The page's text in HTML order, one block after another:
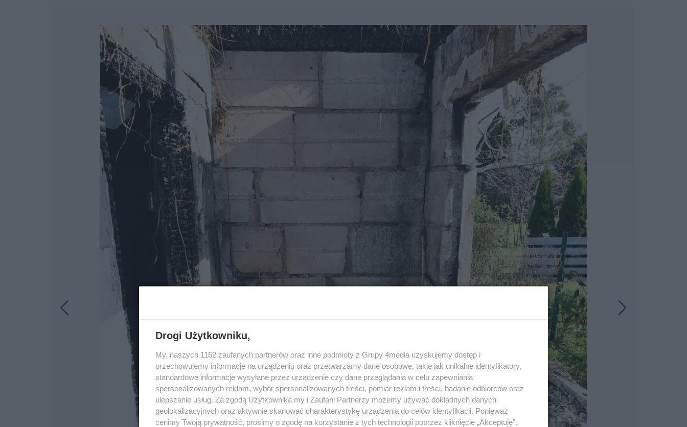
Drogi Użytkowniku,
My, naszych 1162 zaufanych partnerów oraz inne podmioty z Grupy 4media uzyskujemy dostęp i
przechowujemy informacje na urządzeniu oraz przetwarzamy dane osobowe, takie jak unikalne identyfikatory,
standardowe informacje wysyłane przez urządzenie czy dane przeglądania w celu zapewniania
spersonalizowanych reklam, wybór spersonalizowanych treści, pomiar reklam i treści, badanie odbiorców oraz
ulepszanie usług. Za zgodą Użytkownika my i Zaufani Partnerzy możemy używać dokładnych danych
geolokalizacyjnych oraz aktywnie skanować charakterystykę urządzenia do celów identyfikacji. Ponieważ
cenimy Twoją prywatność, prosimy o zgodę na korzystanie z tych technologii poprzez kliknięcie „Akceptuję”.